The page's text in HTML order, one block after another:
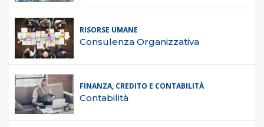
RISORSE UMANE
Consulenza Organizzativa
FINANZA, CREDITO E CONTABILITÀ
Contabilità